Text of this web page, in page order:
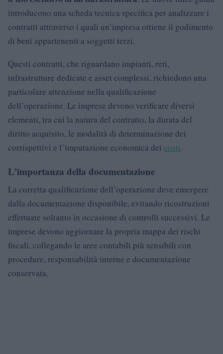
introducono una scheda tecnica specifica per analizzare i
contratti attraverso i quali un’impresa ottiene il godimento
di beni appartenenti a soggetti terzi.
Questi contratti, che riguardano impianti, reti,
infrastrutture dedicate e asset complessi, richiedono una
particolare attenzione nella qualificazione
dell’operazione. Le imprese devono verificare diversi
elementi, tra cui la natura del contratto, la durata del
diritto acquisito, le modalità di determinazione dei
corrispettivi e l’imputazione economica dei costi.
L’importanza della documentazione
La corretta qualificazione dell’operazione deve emergere
dalla documentazione disponibile, evitando ricostruzioni
effettuate soltanto in occasione di controlli successivi. Le
imprese devono aggiornare la propria mappa dei rischi
fiscali, collegando le aree contabili più sensibili con
procedure, responsabilità interne e documentazione
conservata.